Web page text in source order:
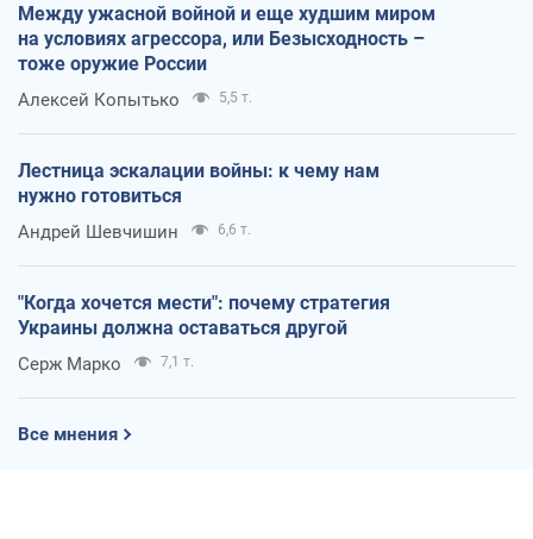
Между ужасной войной и еще худшим миром
на условиях агрессора, или Безысходность –
тоже оружие России
Алексей Копытько 5,5 т.
Лестница эскалации войны: к чему нам
нужно готовиться
Андрей Шевчишин 6,6 т.
"Когда хочется мести": почему стратегия
Украины должна оставаться другой
Серж Марко 7,1 т.
Все мнения